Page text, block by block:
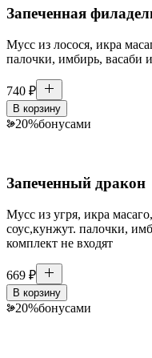
Запеченная
Мусс из лосося, икра
палочки, имбирь, васаби
740 ₽
В корзину
20%бонусами
Запеченный дракон
Мусс из угря, икра
соус,кунжут. палочки,
комплект не входят
669 ₽
В корзину
20%бонусами